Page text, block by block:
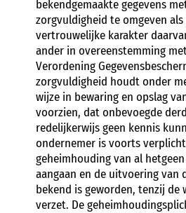
bekendgemaakte gegevens
zorgvuldigheid te omgeven
vertrouwelijke karakter
ander in overeenstemming
Verordening
zorgvuldigheid houdt onder
wijze in bewaring en opslag
voorzien, dat onbevoegde
redelijkerwijs geen kennis
ondernemer is voorts
geheimhouding van al
aangaan en de uitvoering van
bekend is geworden, tenzij de
verzet. De